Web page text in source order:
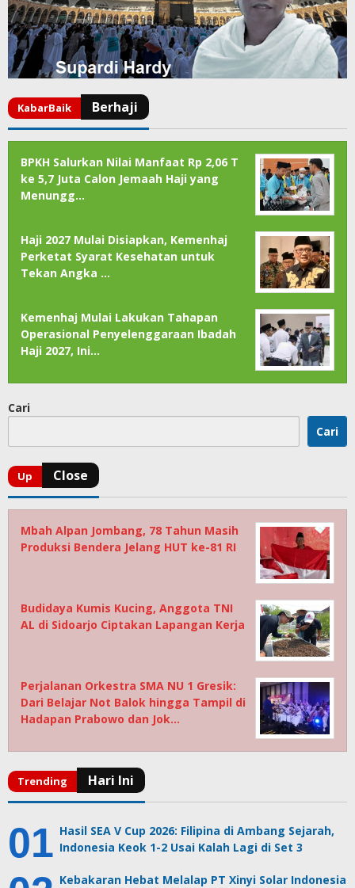
BPKH Salurkan Nilai Manfaat Rp 2,06 T
ke 5,7 Juta Calon Jemaah Haji yang
Menungg…
Haji 2027 Mulai Disiapkan, Kemenhaj
Perketat Syarat Kesehatan untuk
Tekan Angka …
Kemenhaj Mulai Lakukan Tahapan
Operasional Penyelenggaraan Ibadah
Haji 2027, Ini…
Cari
Cari
Mbah Alpan Jombang, 78 Tahun Masih
Produksi Bendera Jelang HUT ke-81 RI
Budidaya Kumis Kucing, Anggota TNI
AL di Sidoarjo Ciptakan Lapangan Kerja
Perjalanan Orkestra SMA NU 1 Gresik:
Dari Belajar Not Balok hingga Tampil di
Hadapan Prabowo dan Jok…
Hasil SEA V Cup 2026: Filipina di Ambang Sejarah,
Indonesia Keok 1-2 Usai Kalah Lagi di Set 3
Kebakaran Hebat Melalap PT Xinyi Solar Indonesia